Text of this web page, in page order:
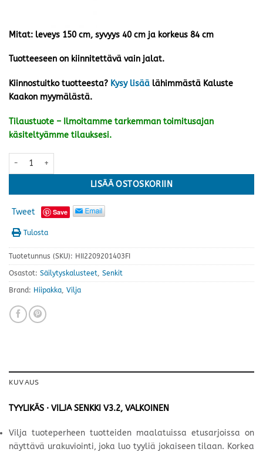
Mitat: leveys 150 cm, syvyys 40 cm ja korkeus 84 cm
Tuotteeseen on kiinnitettävä vain jalat.
Kiinnostuitko tuotteesta? Kysy lisää lähimmästä Kaluste
Kaakon myymälästä.
Tilaustuote – Ilmoitamme tarkemman toimitusajan
käsiteltyämme tilauksesi.
Vilja senkki V3.2, valkoinen määrä
LISÄÄ OSTOSKORIIN
Tweet Save
Tulosta
Tuotetunnus (SKU): HII2209201403FI
Osastot: Säilytyskalusteet, Senkit
Brand: Hiipakka, Vilja
KUVAUS
TYYLIKÄS · VILJA SENKKI V3.2, VALKOINEN
Vilja tuoteperheen tuotteiden maalatuissa etusarjoissa on
näyttävä urakuviointi, joka luo tyyliä jokaiseen tilaan. Korkea